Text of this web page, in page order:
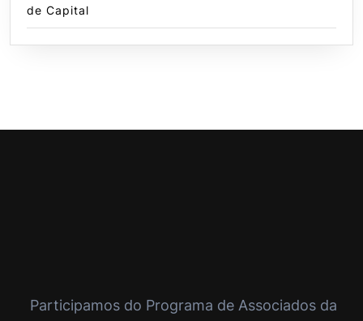
de Capital
Participamos do Programa de Associados da